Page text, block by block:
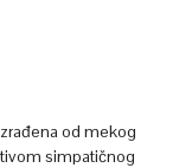
od mekog
simpatičnog